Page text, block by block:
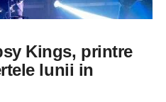
Kings, printre
lunii in